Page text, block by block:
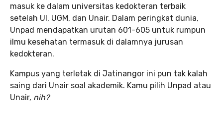
masuk ke dalam universitas kedokteran terbaik
setelah UI, UGM, dan Unair. Dalam peringkat dunia,
Unpad mendapatkan urutan 601-605 untuk rumpun
ilmu kesehatan termasuk di dalamnya jurusan
kedokteran.
Kampus yang terletak di Jatinangor ini pun tak kalah
saing dari Unair soal akademik. Kamu pilih Unpad atau
Unair, nih?